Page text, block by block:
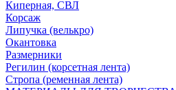
Киперная, СВЛ
Корсаж
Липучка (велькро)
Окантовка
Размерники
Регилин (корсетная лента)
Стропа (ременная лента)